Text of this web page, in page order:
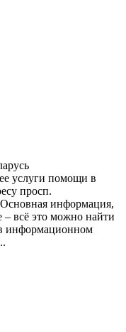
услуги помощи в
просп.
информация,
– всё это можно найти
информационном